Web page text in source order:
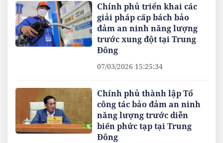
Chính phủ triển khai các
giải pháp cấp bách bảo
đảm an ninh năng lượng
trước xung đột tại Trung
Đông
07/03/2026 15:25:34
Chính phủ thành lập Tổ
công tác bảo đảm an ninh
năng lượng trước diễn
biến phức tạp tại Trung
Đông